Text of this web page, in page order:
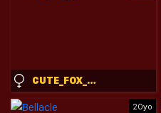
CUTE_FOX_GIRL
20yo